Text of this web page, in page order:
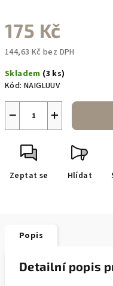
175 Kč
144,63 Kč bez DPH
cena:
Skladem (3 ks)
Kód: NAIGLUUV
+
−
Zeptat se Hlídat
Popis
Detailní popis